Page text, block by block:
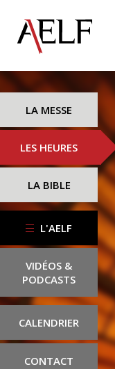
LA MESSE
LES HEURES
LA BIBLE
L'AELF
VIDÉOS &
PODCASTS
CALENDRIER
CONTACT